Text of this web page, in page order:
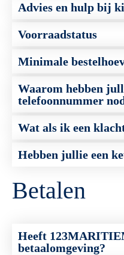
Advies en hulp bij
Voorraadstatus
Minimale
Waarom hebben
telefoonnummer
Wat als ik een
Hebben jullie een
Betalen
Heeft
betaalomgeving?